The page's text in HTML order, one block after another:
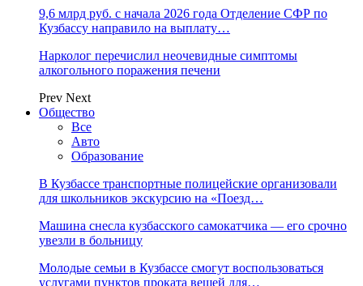
9,6 млрд руб. с начала 2026 года Отделение СФР по
Кузбассу направило на выплату…
Нарколог перечислил неочевидные симптомы
алкогольного поражения печени
Prev Next
Общество
Все
Авто
Образование
В Кузбассе транспортные полицейские организовали
для школьников экскурсию на «Поезд…
Машина снесла кузбасского самокатчика — его срочно
увезли в больницу
Молодые семьи в Кузбассе смогут воспользоваться
услугами пунктов проката вещей для…